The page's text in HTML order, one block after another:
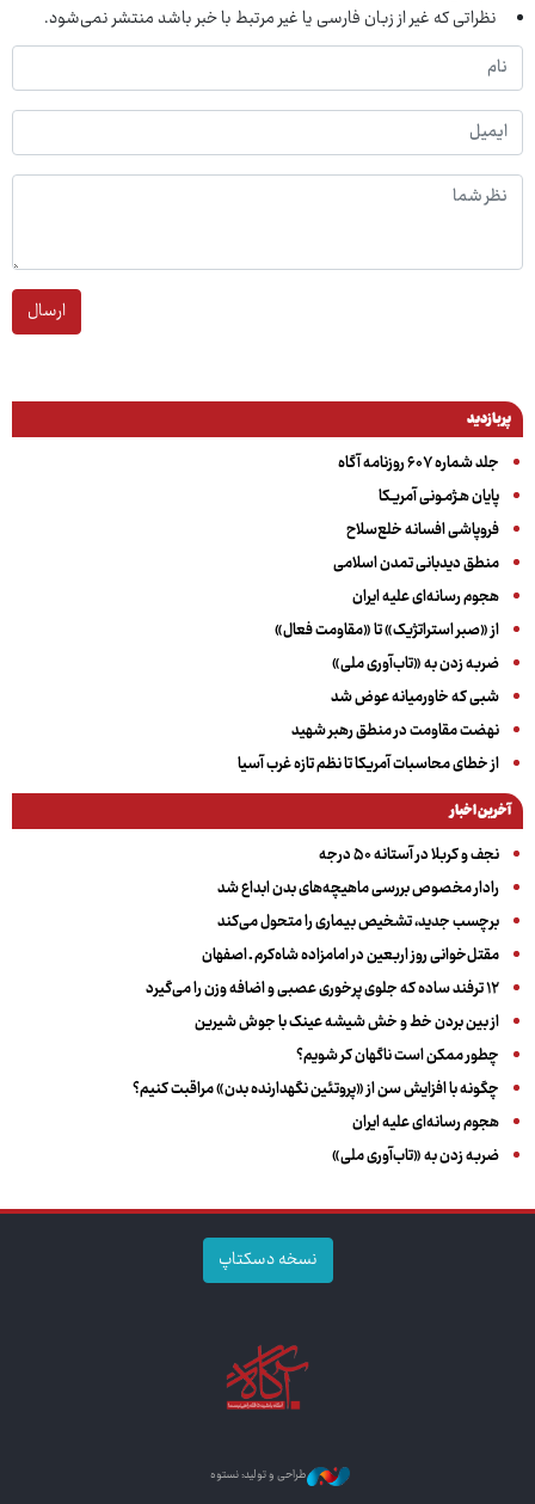
نظراتی که غیر از زبان فارسی یا غیر مرتبط با خبر باشد منتشر نمی‌شود.
ارسال
پربازدید
جلد شماره ۶۰۷ روزنامه آگاه
پایان هـژمـونی آمریـکا
فروپاشی افسانه خلع‌سلاح
منطق دیدبانی تمدن اسلامی
هجوم رسانه‌ای علیه ایران
از «صبر استراتژیک» تا «مقاومت فعال»
ضربه زدن به «تاب‌آوری ملی»
شبی که خاورمیانه عوض شد
نهضت مقاومت در منطق رهبر شهید
از خطای محاسبات آمریکا تا نظم تازه غرب آسیا
آخرین اخبار
نجف و کربلا در آستانه ۵۰ درجه
رادار مخصوص بررسی ماهیچه‌های بدن ابداع شد
برچسب جدید، تشخیص بیماری را متحول می‌کند
مقتل‌خوانی روز اربعین در امامزاده شاه‌کرم ـ اصفهان
۱۲ ترفند ساده که جلوی پرخوری عصبی و اضافه ‌وزن را می‌گیرد
از بین بردن خط و خش شیشه عینک با جوش شیرین
چطور ممکن است ناگهان کر شویم؟
چگونه با افزایش سن از «پروتئین نگهدارنده بدن» مراقبت کنیم؟
هجوم رسانه‌ای علیه ایران
ضربه زدن به «تاب‌آوری ملی»
نسخه دسکتاپ
طراحی و تولید: نستوه